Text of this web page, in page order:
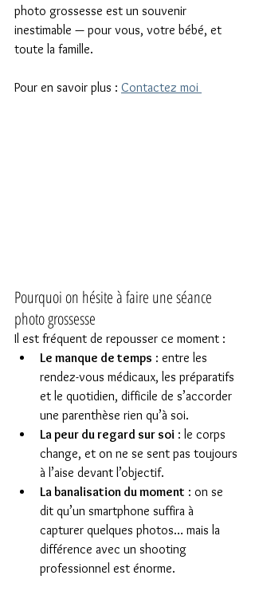
photo grossesse est un souvenir
inestimable — pour vous, votre bébé, et
toute la famille.
Pour en savoir plus : Contactez moi
Pourquoi on hésite à faire une séance
photo grossesse
Il est fréquent de repousser ce moment :
Le manque de temps : entre les
rendez-vous médicaux, les préparatifs
et le quotidien, difficile de s’accorder
une parenthèse rien qu’à soi.
La peur du regard sur soi : le corps
change, et on ne se sent pas toujours
à l’aise devant l’objectif.
La banalisation du moment : on se
dit qu’un smartphone suffira à
capturer quelques photos… mais la
différence avec un shooting
professionnel est énorme.